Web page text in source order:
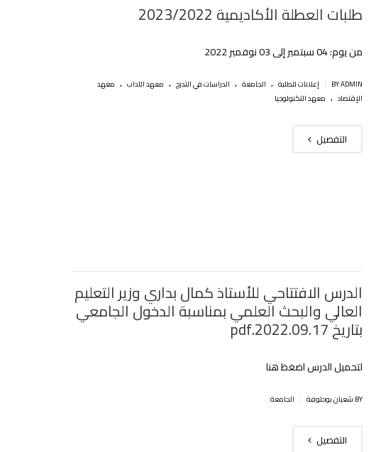
طلبات العطلة الأكاديمية 2023/2022
من يوم: 04 سبتمبر إلى 03 نوفمبر 2022
BY ADMIN إعلانات للطلبة . الجامعة . الدراسات في التدرج . معهد الآداب . معهد
الإقتصاد . معهد التكنولوجيا
التفصيل
الدرس الافتتاحي للأستاذ كمال بداري وزير التعليم
العالي والبحث العلمي بمناسبة الدخول الجامعي
بتاريخ 2022.09.17.pdf
لتحميل الدرس اضغظ هنا
BY شعبان بوحلوفة الجامعة
التفصيل